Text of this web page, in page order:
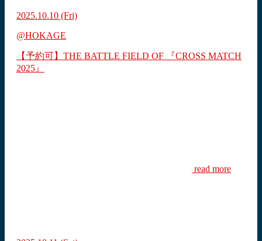
2025.10.10 (Fri)
@HOKAGE
【予約可】THE BATTLE FIELD OF 『CROSS MATCH
2025』
read more